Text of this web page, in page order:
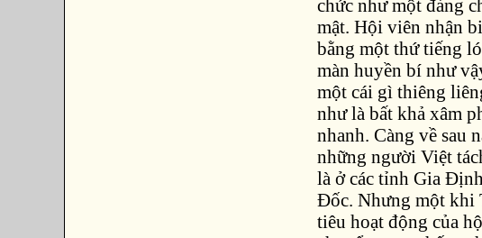
chức như một đảng
mật. Hội viên nhận
bằng một thứ tiếng
màn huyền bí như
một cái gì thiêng
như là bất khả xâm
nhanh. Càng về sau
những người Việt
là ở các tỉnh Gia
Đốc. Nhưng một khi
tiêu hoạt động của